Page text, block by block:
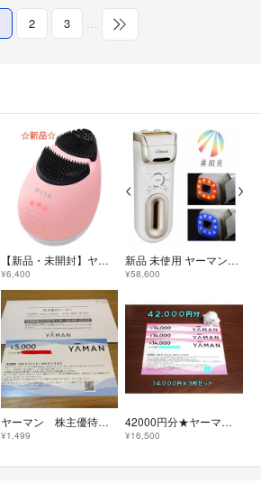
2 3 …
【新品・未開封】ヤーマン 洗顔ブラシ ミーゼ mysé クレンズリフト ピンク
¥6,400
新品 未使用 ヤーマン レイボーテ クールプロ YJEA6W
¥58,600
ヤーマン 株主優待 5000円分
¥1,499
42000円分★ヤーマン 株主優待券 (14000円×3枚) ★ #4182
¥16,500